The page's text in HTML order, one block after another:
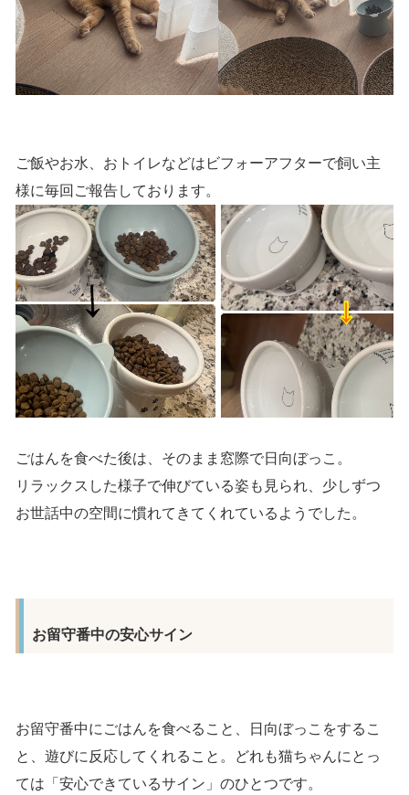
ご飯やお水、おトイレなどはビフォーアフターで飼い主
様に毎回ご報告しております。
ごはんを食べた後は、そのまま窓際で日向ぼっこ。
リラックスした様子で伸びている姿も見られ、少しずつ
お世話中の空間に慣れてきてくれているようでした。
お留守番中の安心サイン
お留守番中にごはんを食べること、日向ぼっこをするこ
と、遊びに反応してくれること。どれも猫ちゃんにとっ
ては「安心できているサイン」のひとつです。